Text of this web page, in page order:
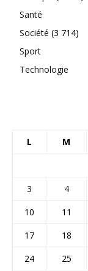
Santé
Société (3 714)
Sport
Technologie
L M
3
4
10
11
17
18
24
25